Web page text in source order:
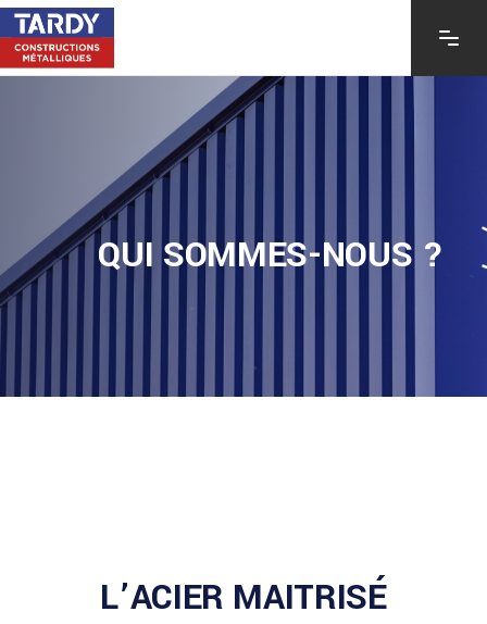
QUI SOMMES-NOUS ?
L’ACIER MAITRISÉ